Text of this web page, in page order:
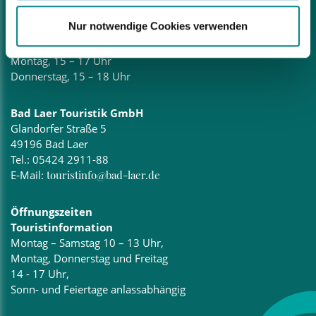
Nur notwendige Cookies verwenden
Öffnungszeiten
Montag – Freitag, 8.30 – 12 Uhr
Montag, 15 – 17 Uhr
Donnerstag, 15 – 18 Uhr
Bad Laer Touristik GmbH
Glandorfer Straße 5
49196 Bad Laer
Tel.: 05424 2911-88
E-Mail: touristinfo@bad-laer.de
Öffnungszeiten
Touristinformation
Montag – Samstag 10 – 13 Uhr,
Montag, Donnerstag und Freitag
14 - 17 Uhr,
Sonn- und Feiertage anlassabhängig